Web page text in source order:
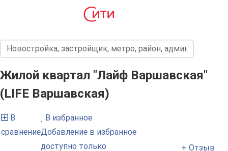
Жилой квартал "Лайф Варшавская"
(LIFE Варшавская)
В
сравнение
В избранное
Добавление в избранное
доступно только
+ Отзыв